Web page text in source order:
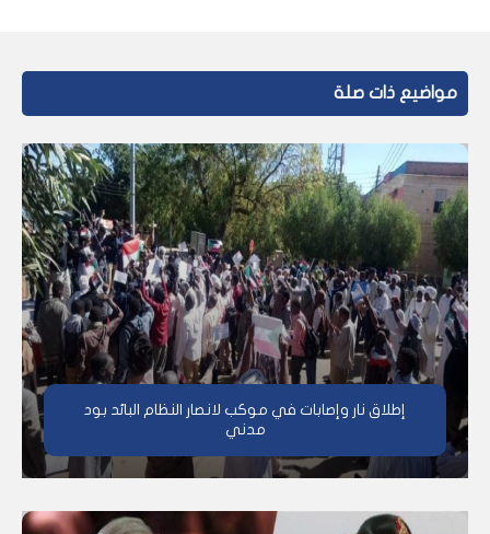
مواضيع ذات صلة
إطلاق نار وإصابات في موكب لانصار النظام البائد بود
مدني